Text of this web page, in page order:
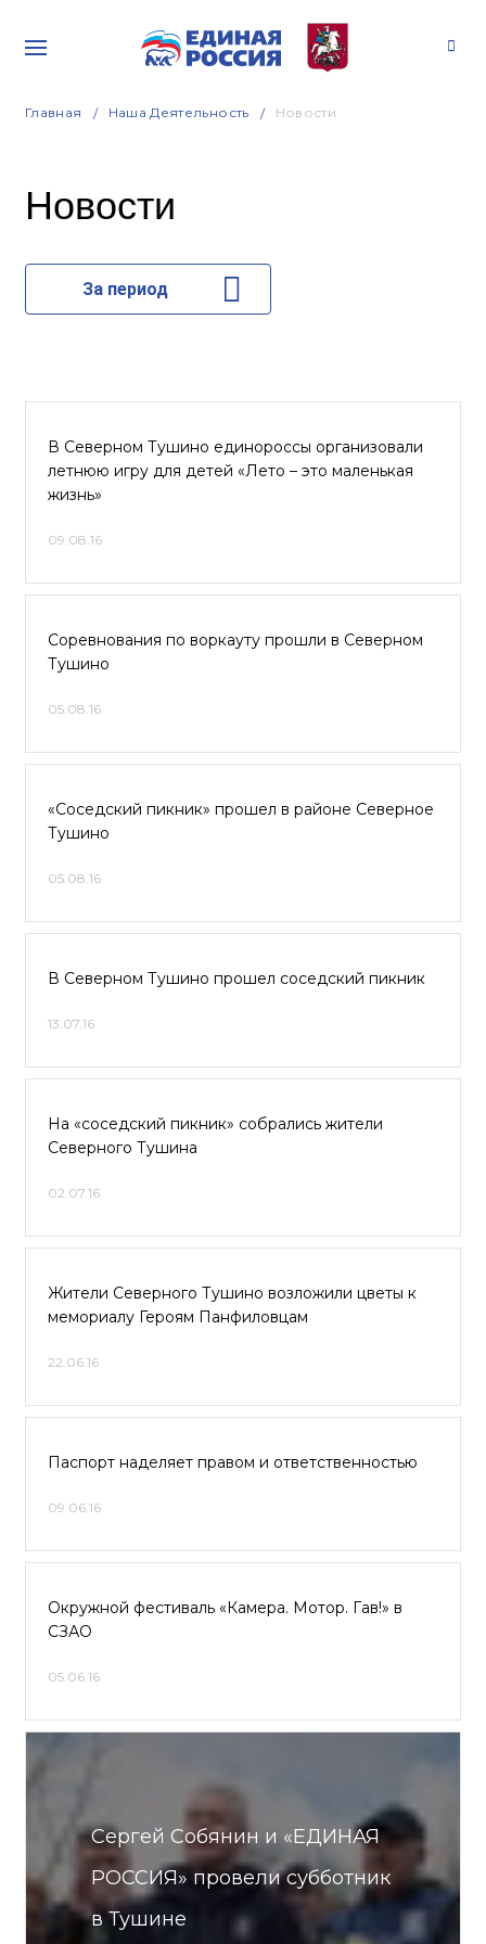
Главная Наша Деятельность Новости
Новости
За период
В Северном Тушино единороссы организовали
летнюю игру для детей «Лето – это маленькая
жизнь»
09.08.16
Соревнования по воркауту прошли в Северном
Тушино
05.08.16
«Соседский пикник» прошел в районе Северное
Тушино
05.08.16
В Северном Тушино прошел соседский пикник
13.07.16
На «соседский пикник» собрались жители
Северного Тушина
02.07.16
Жители Северного Тушино возложили цветы к
мемориалу Героям Панфиловцам
22.06.16
Паспорт наделяет правом и ответственностью
09.06.16
Окружной фестиваль «Камера. Мотор. Гав!» в
СЗАО
05.06.16
Сергей Собянин и «ЕДИНАЯ
РОССИЯ» провели субботник
в Тушине